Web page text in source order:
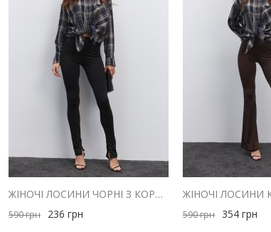
ЖІНОЧІ ЛОСИНИ ЧОРНІ З КОРОТКОЮ БЛИСКАВКОЮ ВНИЗУ
590грн 236 грн 590грн 354 грн